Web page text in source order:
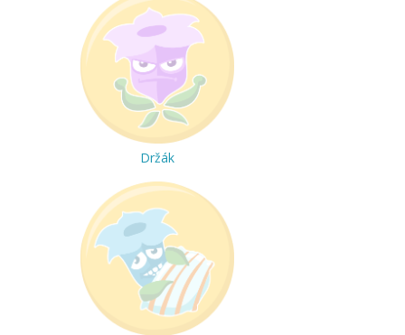
Držák